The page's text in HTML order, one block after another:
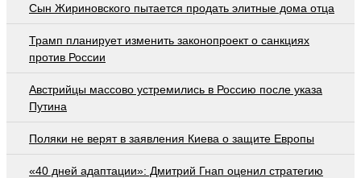
Сын Жириновского пытается продать элитные дома отца
Трамп планирует изменить законопроект о санкциях
против России
Австрийцы массово устремились в Россию после указа
Путина
Поляки не верят в заявления Киева о защите Европы
«40 дней адаптации»: Дмитрий Гнап оценил стратегию